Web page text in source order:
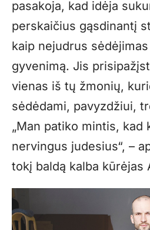
pasakoja, kad idėja
perskaičius gąsdinantį
kaip nejudrus
gyvenimą. Jis
vienas iš tų žmonių,
sėdėdami, pavyzdžiui,
„Man patiko mintis, kad
nervingus judesius“, –
tokį baldą kalba kūrėjas